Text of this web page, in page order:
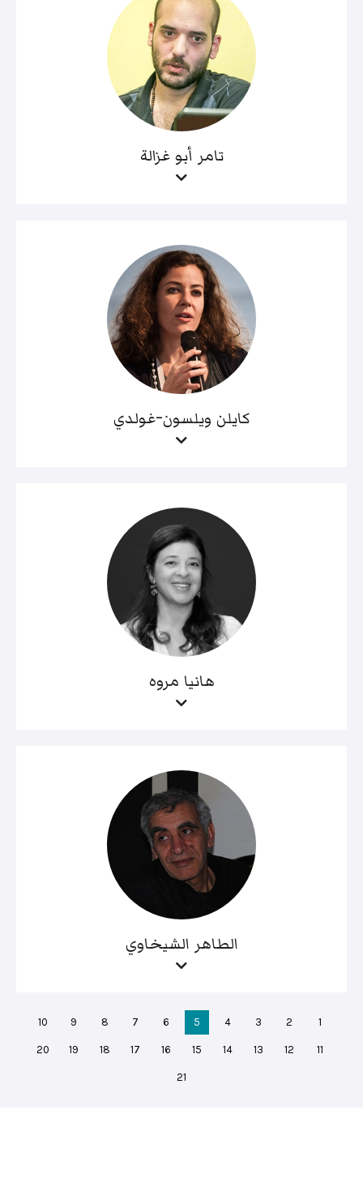
تامر أبو غزالة
كايلن ويلسون-غولدي
هانيا مروه
الطاهر الشيخاوي
1
2
3
4
5
6
7
8
9
10
11
12
13
14
15
16
17
18
19
20
21